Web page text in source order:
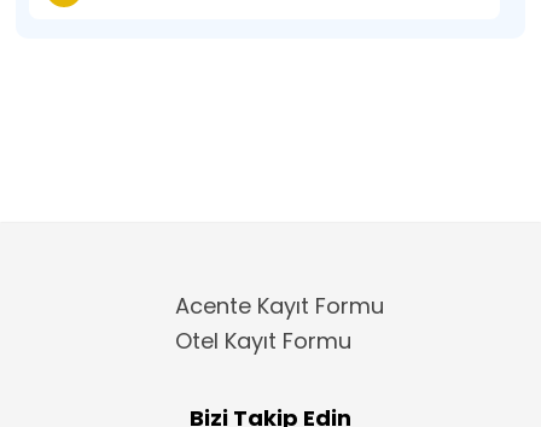
Acente Kayıt Formu
Otel Kayıt Formu
Bizi Takip Edin